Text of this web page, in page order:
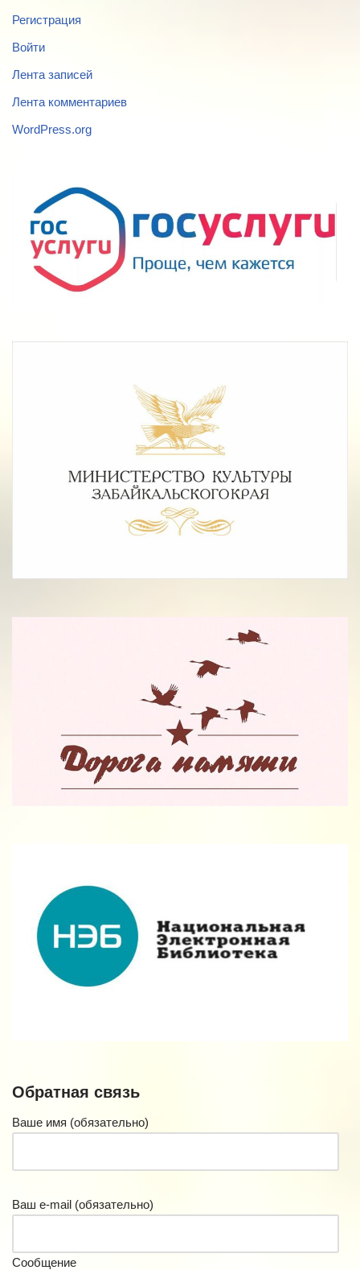
Регистрация
Войти
Лента записей
Лента комментариев
WordPress.org
Обратная связь
Ваше имя (обязательно)
Ваш e-mail (обязательно)
Сообщение